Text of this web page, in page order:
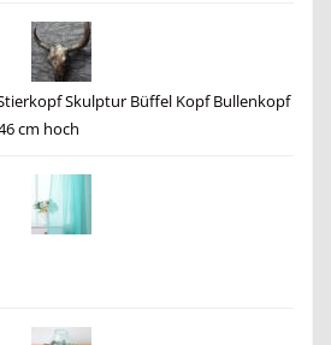
Skulptur Büffel Kopf Bullenkopf
cm hoch